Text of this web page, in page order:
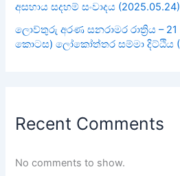
අසහාය සදහම් සංවාදය (2025.05.24)
ලොව්තුරු අරණ සනරාමර රාත්‍රිය – 21
කොටස) ලෝකෝත්තර සම්මා දිට්ඨිය
Recent Comments
No comments to show.